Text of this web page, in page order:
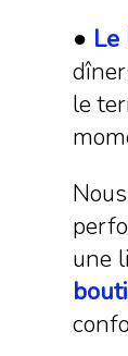
●
le
une